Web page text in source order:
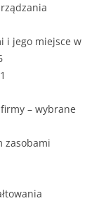
i jego miejsce w
– wybrane
zasobami